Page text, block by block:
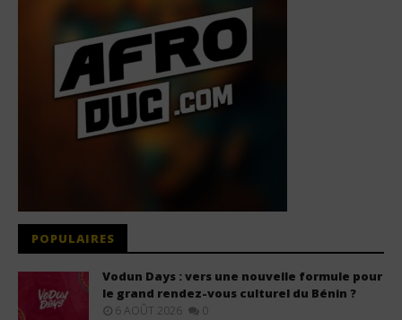
POPULAIRES
Vodun Days : vers une nouvelle formule pour
le grand rendez-vous culturel du Bénin ?
6 AOÛT 2026 0